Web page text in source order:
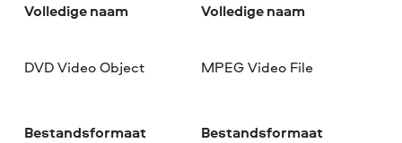
Volledige naam
DVD Video Object
Bestandsformaat
Volledige naam
MPEG Video File
Bestandsformaat